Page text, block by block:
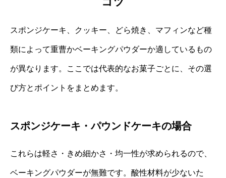
スポンジケーキ、クッキー、どら焼き、マフィンなど種
類によって重曹かベーキングパウダーか適しているもの
が異なります。ここでは代表的なお菓子ごとに、その選
び方とポイントをまとめます。
スポンジケーキ・パウンドケーキの場合
これらは軽さ・きめ細かさ・均一性が求められるので、
ベーキングパウダーが無難です。酸性材料が少ないた